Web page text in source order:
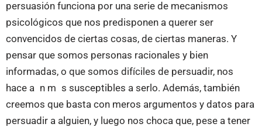
persuasión funciona por una serie de mecanismos
psicológicos que nos predisponen a querer ser
convencidos de ciertas cosas, de ciertas maneras. Y
pensar que somos personas racionales y bien
informadas, o que somos difíciles de persuadir, nos
hace a n m s susceptibles a serlo. Además, también
creemos que basta con meros argumentos y datos para
persuadir a alguien, y luego nos choca que, pese a tener